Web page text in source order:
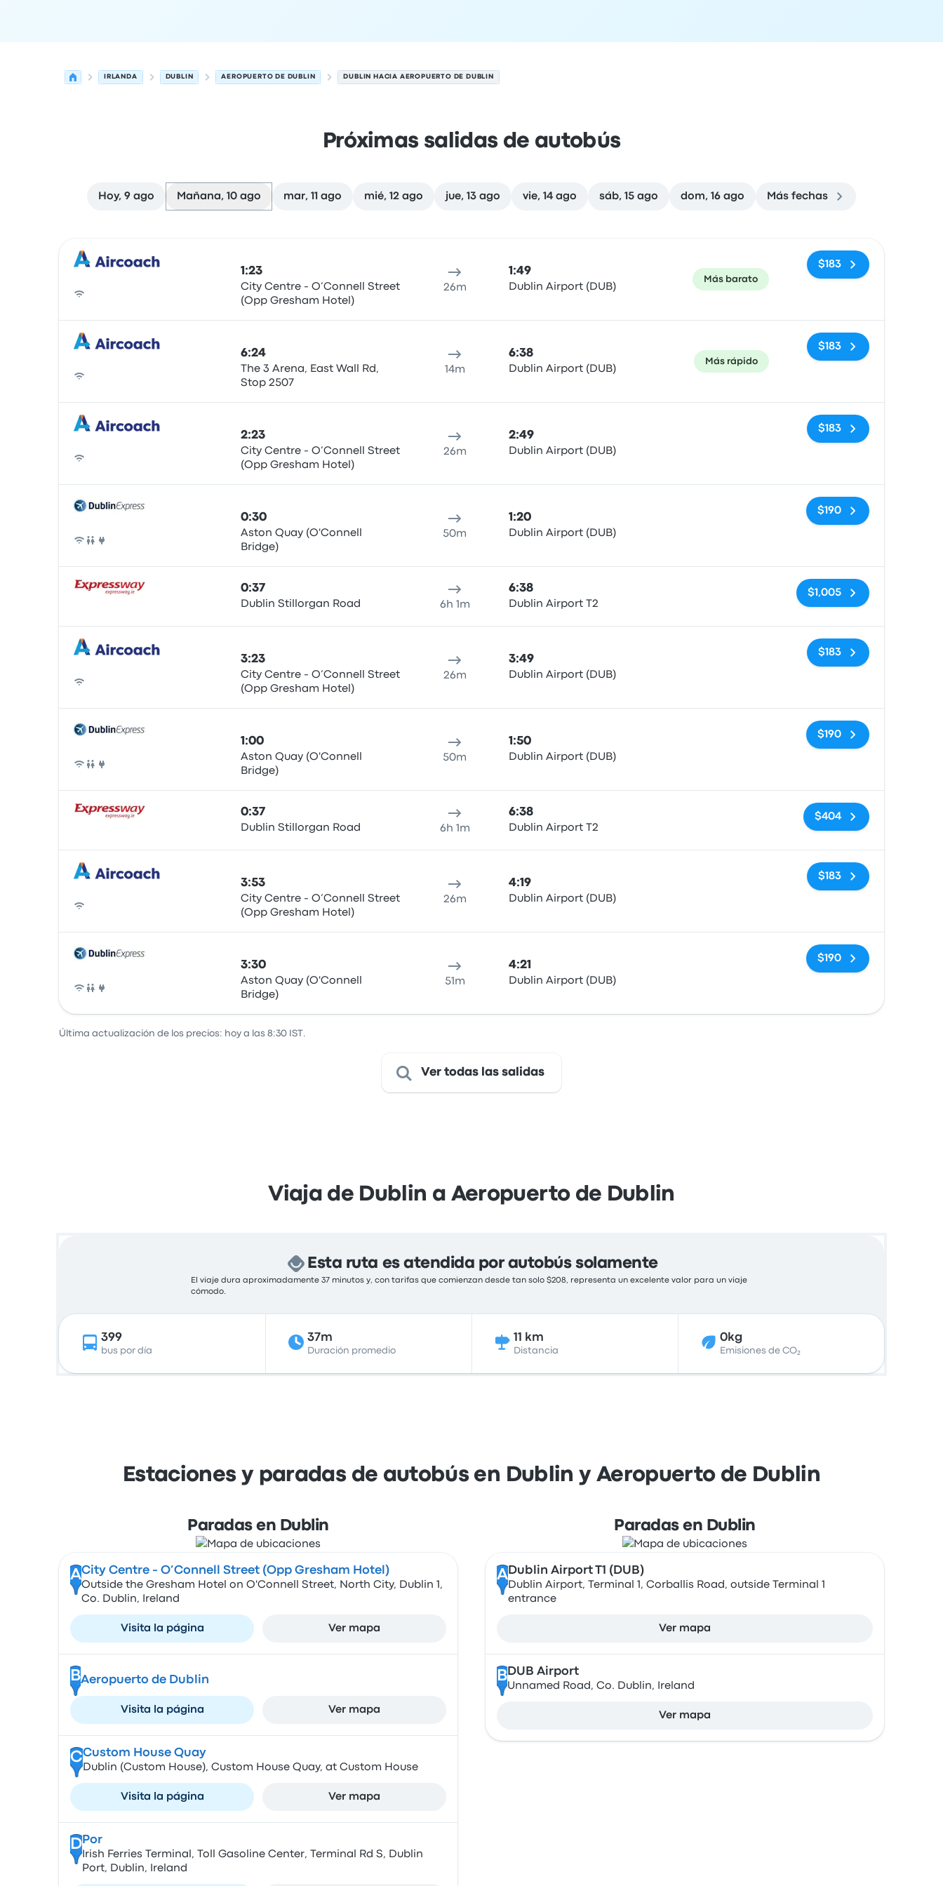
IRLANDA DUBLIN AEROPUERTO DE DUBLIN DUBLIN HACIA AEROPUERTO DE DUBLIN
Próximas salidas de autobús
Hoy, 9 ago Mañana, 10 ago mar, 11 ago mié, 12 ago jue, 13 ago vie, 14 ago sáb, 15 ago dom, 16 ago Más fechas
1:23
City Centre - O’Connell Street
(Opp Gresham Hotel)
26m
1:49
Dublin Airport (DUB)
Más barato
$183
6:24
The 3 Arena, East Wall Rd,
Stop 2507
14m
6:38
Dublin Airport (DUB)
Más rápido
$183
2:23
City Centre - O’Connell Street
(Opp Gresham Hotel)
26m
2:49
Dublin Airport (DUB)
Sin etiquetas
$183
Autobús
0:30
Aston Quay (O'Connell
Bridge)
50m
1:20
Dublin Airport (DUB)
Sin etiquetas
$190
0:37
Dublin Stillorgan Road 6h 1m
6:38
Dublin Airport T2
Sin etiquetas
$1,005
3:23
City Centre - O’Connell Street
(Opp Gresham Hotel)
26m
3:49
Dublin Airport (DUB)
Sin etiquetas
$183
Autobús
1:00
Aston Quay (O'Connell
Bridge)
50m
1:50
Dublin Airport (DUB)
Sin etiquetas
$190
0:37
Dublin Stillorgan Road 6h 1m
6:38
Dublin Airport T2
Sin etiquetas
$404
3:53
City Centre - O’Connell Street
(Opp Gresham Hotel)
26m
4:19
Dublin Airport (DUB)
Sin etiquetas
$183
Autobús
3:30
Aston Quay (O'Connell
Bridge)
51m
4:21
Dublin Airport (DUB)
Sin etiquetas
$190
Última actualización de los precios: hoy a las 8:30 IST.
Ver todas las salidas
Viaja de Dublin a Aeropuerto de Dublin
Esta ruta es atendida por autobús solamente
El viaje dura aproximadamente 37 minutos y, con tarifas que comienzan desde tan solo $208, representa un excelente valor para un viaje
cómodo.
399
bus por día
37m
Duración promedio
11 km
Distancia
0kg
Emisiones de CO₂
Estaciones y paradas de autobús en Dublin y Aeropuerto de Dublin
Paradas en Dublin
ACity Centre - O’Connell Street (Opp Gresham Hotel)
Outside the Gresham Hotel on O'Connell Street, North City, Dublin 1,
Co. Dublin, Ireland
Visita la página Ver mapa
BAeropuerto de Dublin
Visita la página Ver mapa
CCustom House Quay
Dublin (Custom House), Custom House Quay, at Custom House
Visita la página Ver mapa
DPor
Irish Ferries Terminal, Toll Gasoline Center, Terminal Rd S, Dublin
Port, Dublin, Ireland
Paradas en Dublin
A Dublin Airport T1 (DUB)
Dublin Airport, Terminal 1, Corballis Road, outside Terminal 1
entrance
Ver mapa
B DUB Airport
Unnamed Road, Co. Dublin, Ireland
Ver mapa